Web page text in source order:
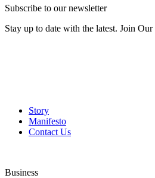
Subscribe to our newsletter
Stay up to date with the latest. Join
Story
Manifesto
Contact Us
Business